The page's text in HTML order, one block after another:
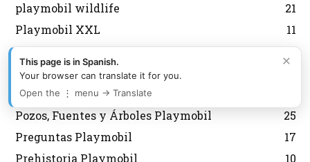
playmobil wildlife
21
Playmobil XXL
11
Policias Playmobil
389
PopStars y Música Playmobil
Porsche Playmobil
Pozos, Fuentes y Árboles Playmobil
25
Preguntas Playmobil
17
Prehistoria Playmobil
10
×
This page is in Spanish.
Your browser can translate it for you.
Open the ⋮ menu → Translate